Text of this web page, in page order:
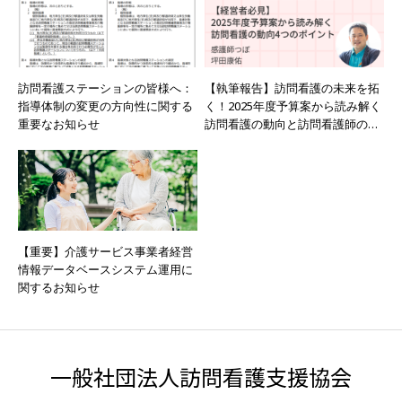
訪問看護ステーションの皆様へ：
指導体制の変更の方向性に関する
重要なお知らせ
【執筆報告】訪問看護の未来を拓
く！2025年度予算案から読み解く
訪問看護の動向と訪問看護師の役
【重要】介護サービス事業者経営
情報データベースシステム運用に
関するお知らせ
一般社団法人訪問看護支援協会